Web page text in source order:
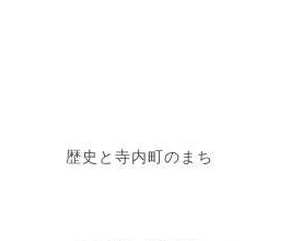
歴史と寺内町のまち